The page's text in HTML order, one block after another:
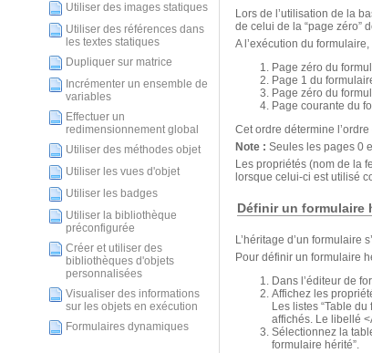
Utiliser des images statiques
Utiliser des références dans
les textes statiques
Dupliquer sur matrice
Incrémenter un ensemble de
variables
Effectuer un
redimensionnement global
Utiliser des méthodes objet
Utiliser les vues d'objet
Utiliser les badges
Utiliser la bibliothèque
préconfigurée
Créer et utiliser des
bibliothèques d'objets
personnalisées
Visualiser des informations
sur les objets en exécution
Formulaires dynamiques
Lors de l’utilisation de la
de celui de la “page zéro”
A l’exécution du
Page zéro du
Page 1 du
Page zéro du
Page courante du
Cet ordre détermine
Note : Seules les pages 0
Les propriétés (nom de la
lorsque celui-ci est utilisé
Définir un formulaire
L’héritage d’un formulaire
Pour définir un formulaire
Dans l’éditeur de
Affichez les
Les listes “Table
affichés. Le libellé
Sélectionnez la
formulaire hérité”.